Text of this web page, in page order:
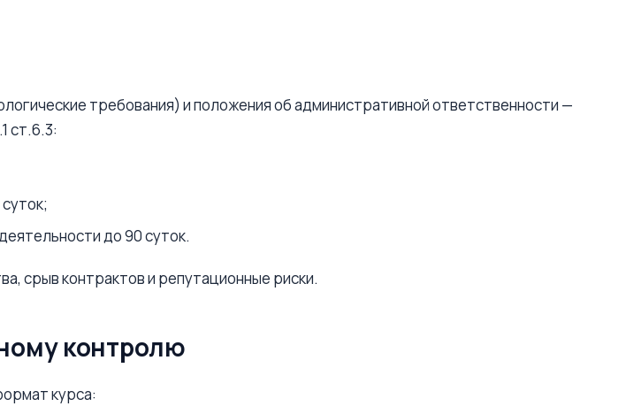
требования) и положения об административной ответственности —
ст.6.3:
до 90 суток.
срыв контрактов и репутационные риски.
контролю
курса: